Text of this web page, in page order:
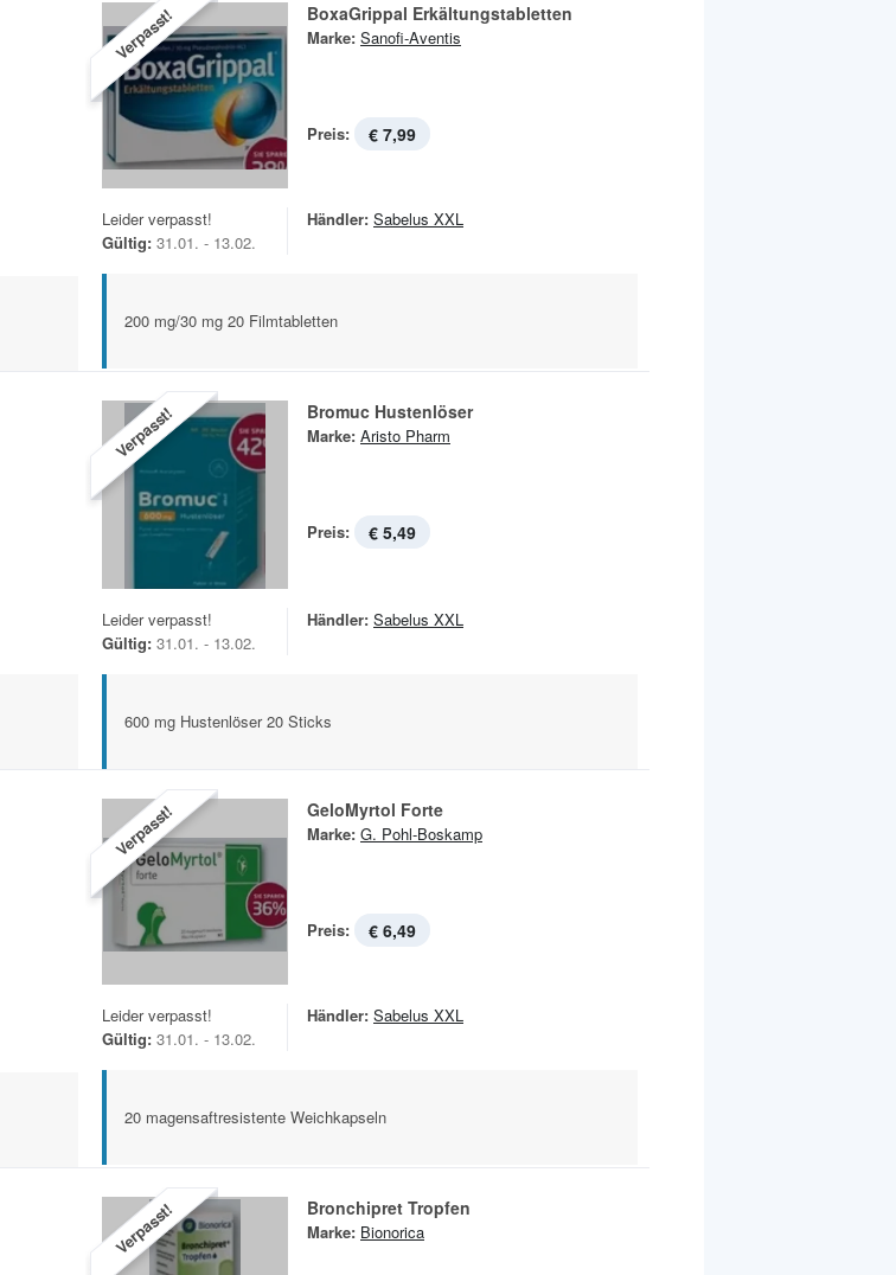
Verpasst! BoxaGrippal Erkältungstabletten
Marke: Sanofi-Aventis
Preis: € 7,99
Leider verpasst!
Gültig: 31.01. - 13.02.
Händler: Sabelus XXL
200 mg/30 mg 20 Filmtabletten
Verpasst! Bromuc Hustenlöser
Marke: Aristo Pharm
Preis: € 5,49
Leider verpasst!
Gültig: 31.01. - 13.02.
Händler: Sabelus XXL
600 mg Hustenlöser 20 Sticks
Verpasst! GeloMyrtol Forte
Marke: G. Pohl-Boskamp
Preis: € 6,49
Leider verpasst!
Gültig: 31.01. - 13.02.
Händler: Sabelus XXL
20 magensaftresistente Weichkapseln
Verpasst! Bronchipret Tropfen
Marke: Bionorica